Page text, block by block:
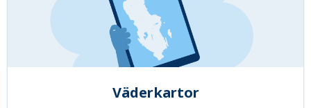
Väderkartor